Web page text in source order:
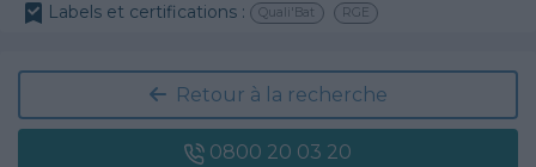
Labels et certifications : Quali'Bat RGE
Retour à la recherche
0800 20 03 20